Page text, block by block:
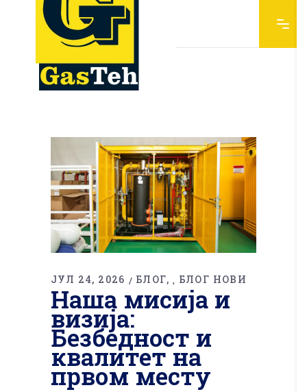
ЈУЛ 24, 2026 БЛОГ БЛОГ НОВИ
Наша мисија и
визија:
Безбедност и
квалитет на
првом месту